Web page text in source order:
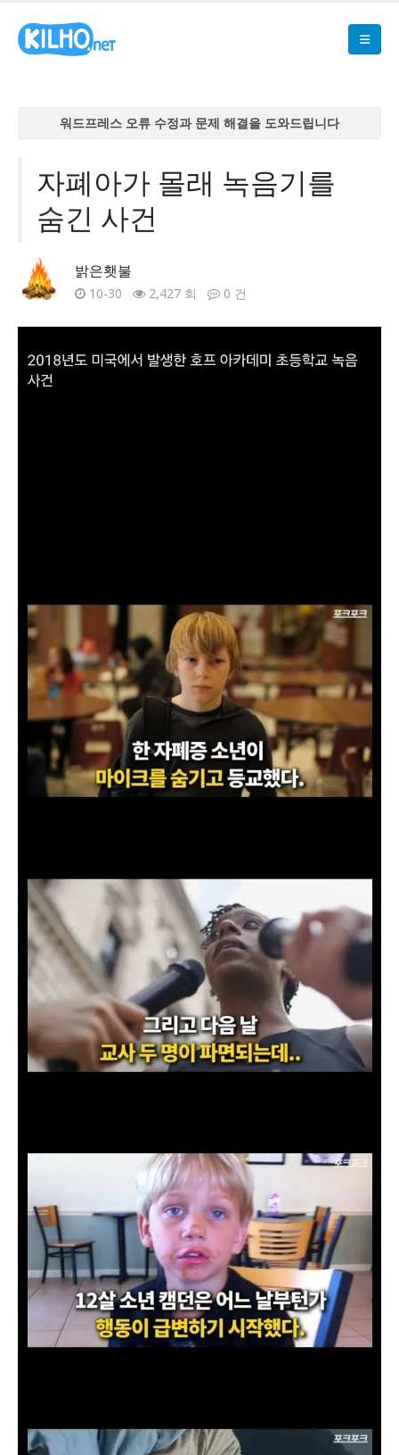
워드프레스 오류 수정과 문제 해결을 도와드립니다
워드프레스 오류 수정과 문제 해결을 도와드립니다
워드프레스 오류 수정과 문제 해결을 도와드립니다
워드프레스 오류 수정과 문제 해결을 도와드립니다
자폐아가 몰래 녹음기를
숨긴 사건
밝은횃불
10-30 2,427 회 0 건